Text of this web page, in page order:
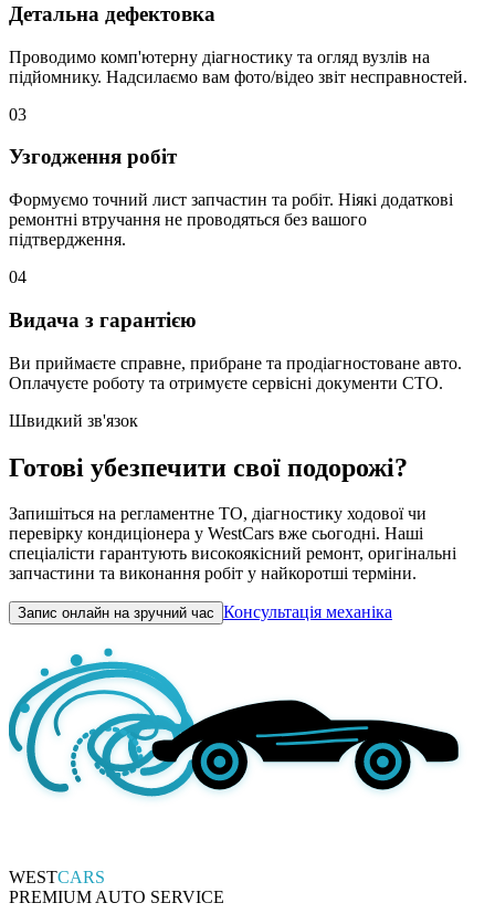
Детальна дефектовка
Проводимо комп'ютерну діагностику та огляд вузлів на
підйомнику. Надсилаємо вам фото/відео звіт несправностей.
03
Узгодження робіт
Формуємо точний лист запчастин та робіт. Ніякі додаткові
ремонтні втручання не проводяться без вашого
підтвердження.
04
Видача з гарантією
Ви приймаєте справне, прибране та продіагностоване авто.
Оплачуєте роботу та отримуєте сервісні документи СТО.
Швидкий зв'язок
Готові убезпечити свої подорожі?
Запишіться на регламентне ТО, діагностику ходової чи
перевірку кондиціонера у WestCars вже сьогодні. Наші
спеціалісти гарантують високоякісний ремонт, оригінальні
запчастини та виконання робіт у найкоротші терміни.
Запис онлайн на зручний час Консультація механіка
WESTCARS
PREMIUM AUTO SERVICE